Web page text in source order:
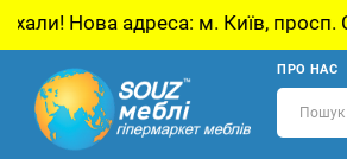
Київ, просп. С. Бандери, 21, Київ
ПРО НАС